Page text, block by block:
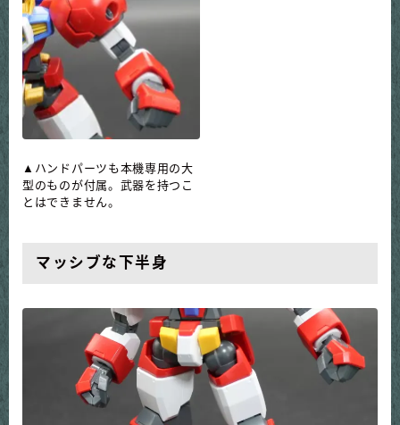
▲ハンドパーツも本機専用の大
型のものが付属。武器を持つこ
とはできません。
マッシブな下半身